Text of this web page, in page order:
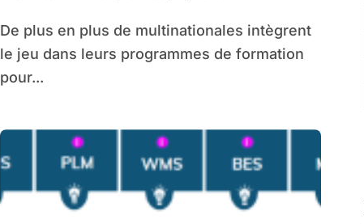
De plus en plus de multinationales intègrent
le jeu dans leurs programmes de formation
pour...